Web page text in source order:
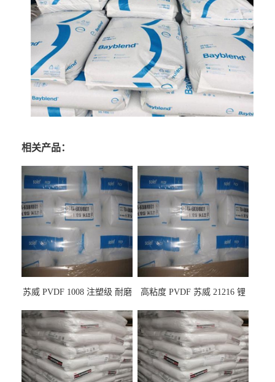
相关产品：
苏威 PVDF 1008 注塑级 耐磨
龙
高粘度 PVDF 苏威 21216 锂